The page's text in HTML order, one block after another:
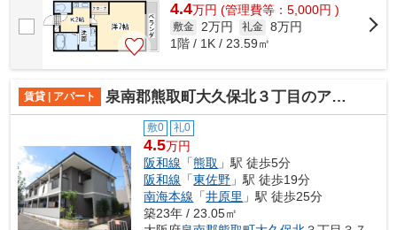
4.4万円 (管理費等：5,000円 )
敷金 2万円 礼金 8万円
1階 / 1K / 23.59㎡
賃貸 | アパート 泉南郡熊取町大久保北３丁目のアパート
敷0 礼0
4.5万円
阪和線 「熊取 」駅 徒歩5分
阪和線 「東佐野 」駅 徒歩19分
南海本線 「井原里 」駅 徒歩25分
築23年 / 23.05㎡